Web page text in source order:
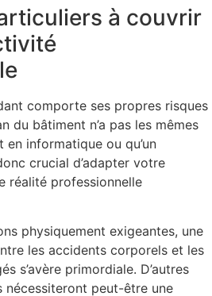
à couvrir
comporte ses propres risques
du bâtiment n’a pas les mêmes
en informatique ou qu’un
crucial d’adapter votre
réalité professionnelle
physiquement exigeantes, une
les accidents corporels et les
s’avère primordiale. D’autres
nécessiteront peut-être une